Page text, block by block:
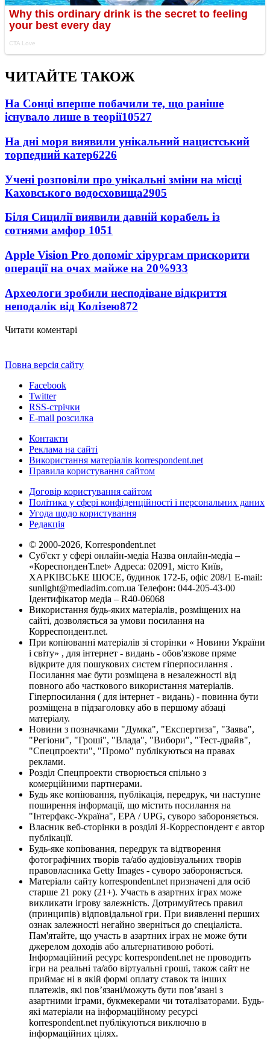
ЧИТАЙТЕ ТАКОЖ
На Сонці вперше побачили те, що раніше
існувало лише в теорії10527
На дні моря виявили унікальний нацистський
торпедний катер6226
Учені розповіли про унікальні зміни на місці
Каховського водосховища2905
Біля Сицилії виявили давній корабель із
сотнями амфор 1051
Apple Vision Pro допоміг хірургам прискорити
операції на очах майже на 20%933
Археологи зробили несподіване відкриття
неподалік від Колізею872
Читати коментарі
Повна версія сайту
Facebook
Twitter
RSS-стрічки
E-mail розсилка
Контакти
Реклама на сайті
Використання матеріалів korrespondent.net
Правила користування сайтом
Договір користування сайтом
Політика у сфері конфіденційності і персональних даних
Угода щодо користування
Редакція
© 2000-2026, Korrespondent.net
Суб'єкт у сфері онлайн-медіа Назва онлайн-медіа –
«КореспонденТ.net» Адреса: 02091, місто Київ,
ХАРКІВСЬКЕ ШОСЕ, будинок 172-Б, офіс 208/1 E-mail:
sunlight@mediadim.com.ua Телефон: 044-205-43-00
Ідентифікатор медіа – R40-06068
Використання будь-яких матеріалів, розміщених на
сайті, дозволяється за умови посилання на
Корреспондент.net.
При копіюванні матеріалів зі сторінки « Новини України
і світу» , для інтернет - видань - обов'язкове пряме
відкрите для пошукових систем гіперпосилання .
Посилання має бути розміщена в незалежності від
повного або часткового використання матеріалів.
Гіперпосилання ( для інтернет - видань) - повинна бути
розміщена в підзаголовку або в першому абзаці
матеріалу.
Новини з позначками "Думка", "Експертиза", "Заява",
"Регіони", "Гроші", "Влада", "Вибори", "Тест-драйв",
"Спецпроекти", "Промо" публікуються на правах
реклами.
Розділ Спецпроекти створюється спільно з
комерційними партнерами.
Будь яке копіювання, публікація, передрук, чи наступне
поширення інформації, що містить посилання на
"Інтерфакс-Україна", EPA / UPG, суворо забороняється.
Власник веб-сторінки в розділі Я-Корреспондент є автор
публікації.
Будь-яке копіювання, передрук та відтворення
фотографічних творів та/або аудіовізуальних творів
правовласника Getty Images - суворо забороняється.
Матеріали сайту korrespondent.net призначені для осіб
старше 21 року (21+). Участь в азартних іграх може
викликати ігрову залежність. Дотримуйтесь правил
(принципів) відповідальної гри. При виявленні перших
ознак залежності негайно зверніться до спеціаліста.
Пам'ятайте, що участь в азартних іграх не може бути
джерелом доходів або альтернативою роботі.
Інформаційний ресурс korrespondent.net не проводить
ігри на реальні та/або віртуальні гроші, також сайт не
приймає ні в якій формі оплату ставок та інших
платежів, які пов’язані/можуть бути пов’язані з
азартними іграми, букмекерами чи тоталізаторами. Будь-
які матеріали на інформаційному ресурсі
korrespondent.net публікуються виключно в
інформаційних цілях.